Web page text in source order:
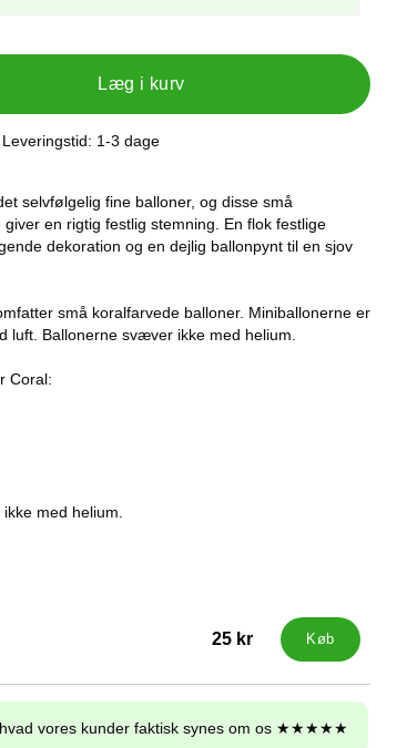
Læg i kurv
På lager
Leveringstid: 1-3 dage
selvfølgelig fine balloner, og disse små
en rigtig festlig stemning. En flok festlige
dekoration og en dejlig ballonpynt til en sjov
små koralfarvede balloner. Miniballonerne er
luft. Ballonerne svæver ikke med helium.
Coral:
med helium.
25 kr Køb
vores kunder faktisk synes om os ★★★★★